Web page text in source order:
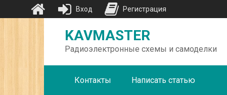
KAVMASTER
Радиоэлектронные схемы и самоделки
Контакты Написать статью
Вход Регистрация